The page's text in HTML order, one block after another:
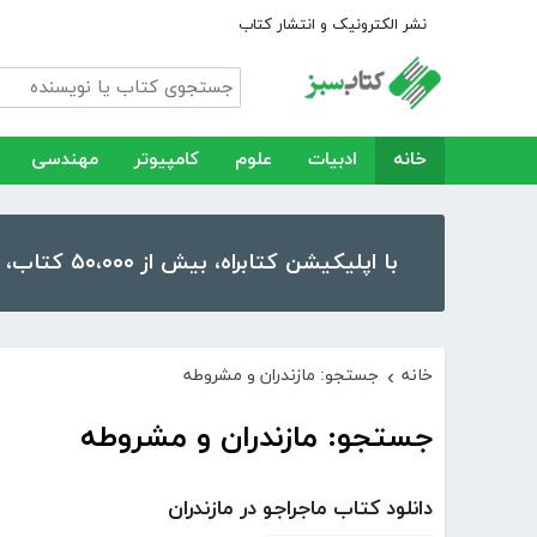
نشر الکترونیک و انتشار کتاب
خانه ادبیات علوم کامپیوتر مهندسی
با اپلیکیشن کتابراه، بیش از ۵۰،۰۰۰ کتاب، کتاب صوتی و رمان را در موبایل و تبلت خود داشته باشید!
خانه › جستجو: مازندران و مشروطه
جستجو: مازندران و مشروطه
دانلود کتاب ماجراجو در مازندران